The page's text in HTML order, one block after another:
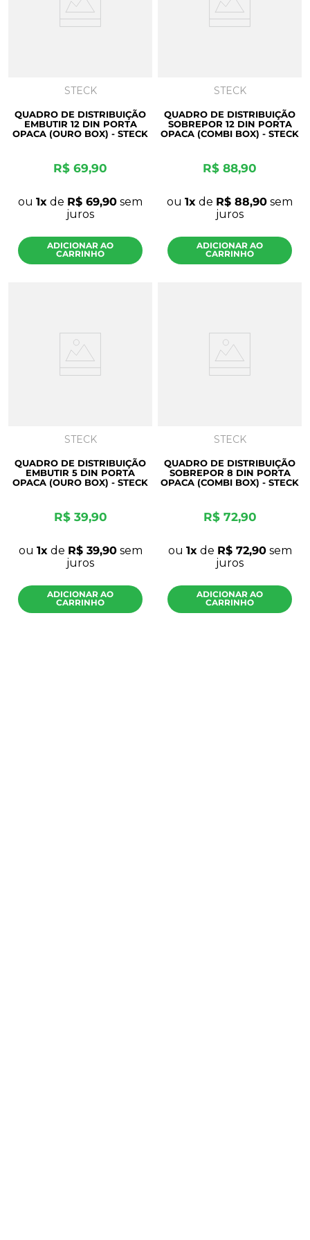
STECK
QUADRO DE DISTRIBUIÇÃO
EMBUTIR 12 DIN PORTA
OPACA (OURO BOX) - STECK
R$ 69,90
ou 1 de R$ 69,90 sem
juros
ADICIONAR AO
CARRINHO
STECK
QUADRO DE DISTRIBUIÇÃO
SOBREPOR 12 DIN PORTA
OPACA (COMBI BOX) - STECK
R$ 88,90
ou 1 de R$ 88,90 sem
juros
ADICIONAR AO
CARRINHO
STECK
QUADRO DE DISTRIBUIÇÃO
EMBUTIR 5 DIN PORTA
OPACA (OURO BOX) - STECK
R$ 39,90
ou 1 de R$ 39,90sem
juros
ADICIONAR AO
CARRINHO
STECK
QUADRO DE DISTRIBUIÇÃO
SOBREPOR 8 DIN PORTA
OPACA (COMBI BOX) - STECK
R$ 72,90
ou 1 de R$ 72,90sem
juros
ADICIONAR AO
CARRINHO
mdf a4